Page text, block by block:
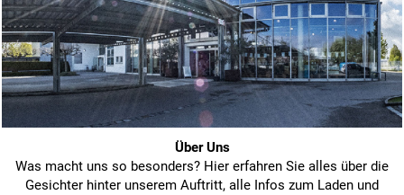
Über Uns
Was macht uns so besonders? Hier erfahren Sie alles über die
Gesichter hinter unserem Auftritt, alle Infos zum Laden und